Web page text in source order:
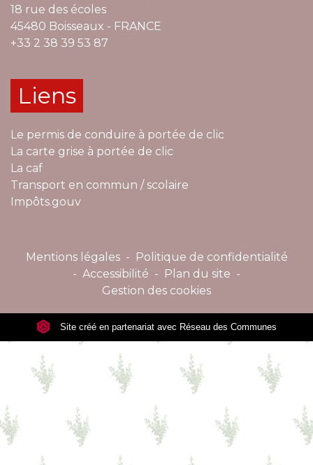
18 rue des écoles
45480 Boisseaux - FRANCE
+33 2 38 39 53 87
Liens
Le permis de conduire à portée de clic
La carte grise à portée de clic
La caf
Transport en commun / scolaire
Impôts.gouv
Mentions légales - Politique de confidentialité
- Accessibilité - Plan du site -
Gestion des cookies
Site créé en partenariat avec Réseau des Communes